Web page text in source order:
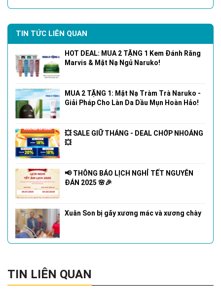
TIN TỨC LIÊN QUAN
HOT DEAL: MUA 2 TẶNG 1 Kem Đánh Răng
Marvis & Mặt Nạ Ngủ Naruko!
MUA 2 TẶNG 1: Mặt Nạ Tràm Trà Naruko -
Giải Pháp Cho Làn Da Dầu Mụn Hoàn Hảo!
💥 SALE GIỮ THÁNG - DEAL CHỚP NHOÁNG
💥
📢 THÔNG BÁO LỊCH NGHỈ TẾT NGUYÊN
ĐÁN 2025 🌸🎉
Xuân Son bị gãy xương mác và xương chày
TIN LIÊN QUAN